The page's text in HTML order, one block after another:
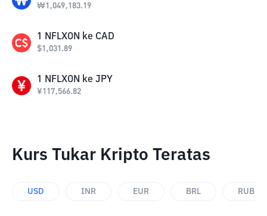
₩1,049,183.19
1 NFLXON ke CAD
$1,031.89
1 NFLXON ke JPY
¥117,566.82
Kurs Tukar Kripto Teratas
USD INR EUR BRL RUB